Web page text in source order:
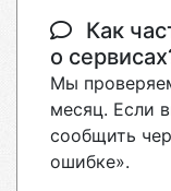
Как
о
Мы
месяц. Если
сообщить
ошибке».